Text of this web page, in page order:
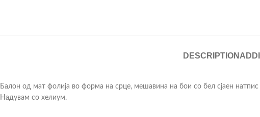
DESCRIPTION
Балон од мат фолија во форма на срце, мешавина на бои со бел сјаен
Надувам со хелиум.